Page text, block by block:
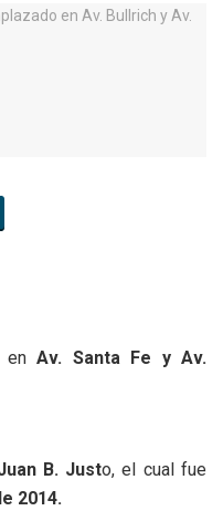
enAv. Santa Fe y Av.
B. Justo, el cual fue
2014.